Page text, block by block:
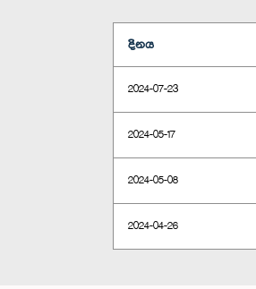
දිනය
2024-07-23
2024-05-17
2024-05-08
2024-04-26